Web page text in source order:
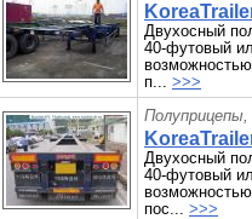
Двухосный
40-футовый
п... >>>
Двухосный
40-футовый
пос... >>>